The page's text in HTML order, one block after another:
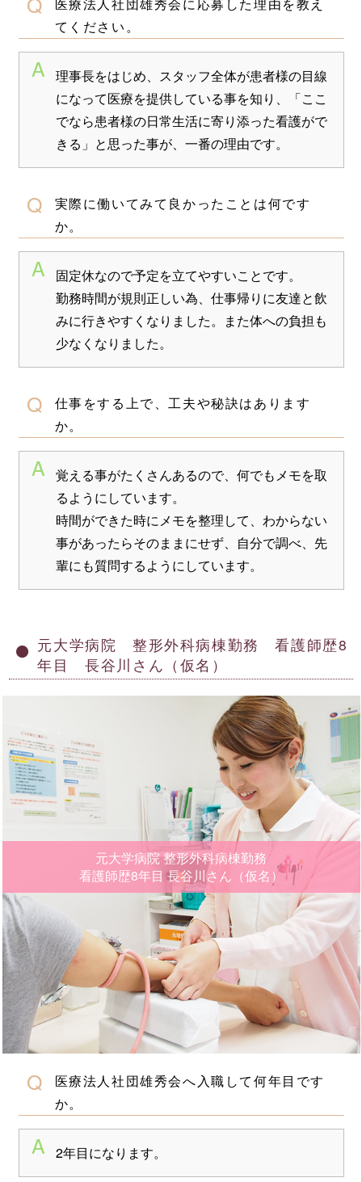
てください。
理事長をはじめ、スタッフ全体が患者様の目線
になって医療を提供している事を知り、「ここ
でなら患者様の日常生活に寄り添った看護がで
きる」と思った事が、一番の理由です。
実際に働いてみて良かったことは何です
か。
固定休なので予定を立てやすいことです。
勤務時間が規則正しい為、仕事帰りに友達と飲
みに行きやすくなりました。また体への負担も
少なくなりました。
仕事をする上で、工夫や秘訣はあります
か。
覚える事がたくさんあるので、何でもメモを取
るようにしています。
時間ができた時にメモを整理して、わからない
事があったらそのままにせず、自分で調べ、先
輩にも質問するようにしています。
元大学病院 整形外科病棟勤務 看護師歴8
年目 長谷川さん（仮名）
元大学病院 整形外科病棟勤務
看護師歴8年目 長谷川さん（仮名）
医療法人社団雄秀会へ入職して何年目です
か。
2年目になります。